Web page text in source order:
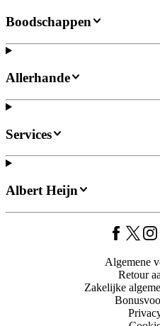
Boodschappen
Allerhande
Services
Albert Heijn
Algemene
Retour
Zakelijke